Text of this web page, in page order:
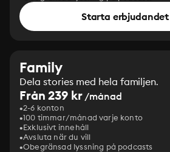
Starta erbjudandet
Family
Dela stories med hela familjen.
Från 239 kr/månad
2-6 konton
100 timmar/månad varje konto
Exklusivt innehåll
Avsluta när du vill
Obegränsad lyssning på podcasts